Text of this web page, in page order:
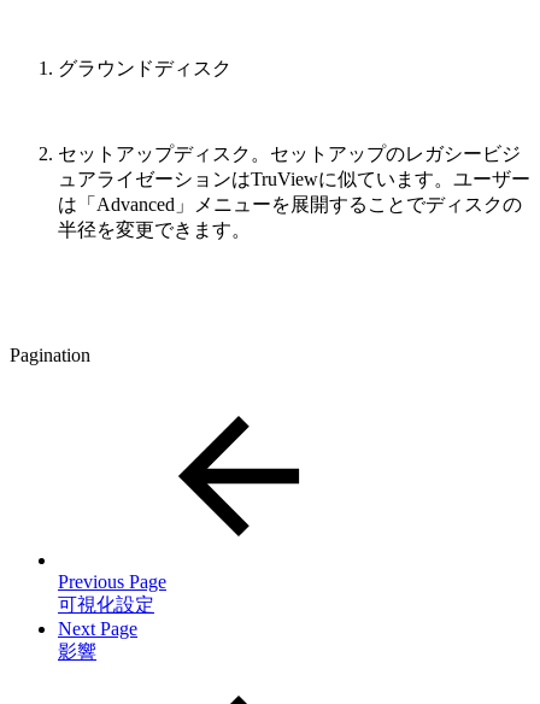
グラウンドディスク
セットアップディスク。セットアップのレガシービジ
ュアライゼーションはTruViewに似ています。ユーザー
は「Advanced」メニューを展開することでディスクの
半径を変更できます。
Pagination
Previous Page
可視化設定
Next Page
影響